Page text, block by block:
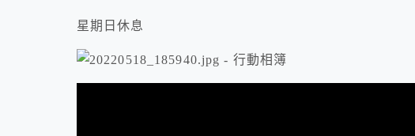
星期日休息